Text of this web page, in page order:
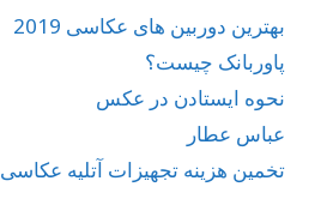
بهترین دوربین های عکاسی 2019
پاوربانک چیست؟
نحوه ایستادن در عکس
عباس عطار
تخمین هزینه تجهیزات آتلیه عکاسی